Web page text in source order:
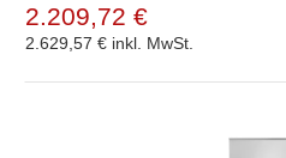
2.209,72 €
2.629,57 € inkl. MwSt.